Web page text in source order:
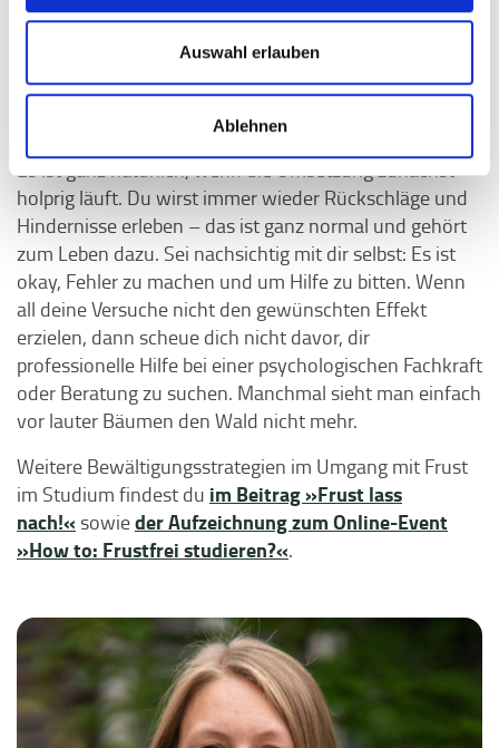
Auswahl erlauben
Ablehnen
Selbstreflexion, mach eine Bestandsaufnahme und
Ein Schlüssel zum konstruktiven Umgang mit Frust
liegt also darin, Emotionen als Hinweise zu sehen und
diese zu nutzen, um neue Lösungsansätze zu finden.
Es ist ganz natürlich, wenn die Umsetzung zunächst
holprig läuft. Du wirst immer wieder Rückschläge und
Hindernisse erleben – das ist ganz normal und gehört
zum Leben dazu. Sei nachsichtig mit dir selbst: Es ist
okay, Fehler zu machen und um Hilfe zu bitten. Wenn
all deine Versuche nicht den gewünschten Effekt
erzielen, dann scheue dich nicht davor, dir
professionelle Hilfe bei einer psychologischen Fachkraft
oder Beratung zu suchen. Manchmal sieht man einfach
vor lauter Bäumen den Wald nicht mehr.
Weitere Bewältigungsstrategien im Umgang mit Frust
im Studium findest du im Beitrag »Frust lass
nach!« sowieder Aufzeichnung zum Online-Event
»How to: Frustfrei studieren?«.